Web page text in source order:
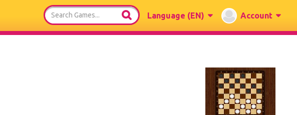
Language (EN) Account